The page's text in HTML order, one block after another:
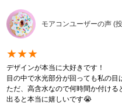
モアコンユーザーの声 (
★★★
デザインが本当に大好きです！
目の中で水光部分が回っても私の目
ただ、高含水なので何時間か付け
出ると本当に嬉しいです😭